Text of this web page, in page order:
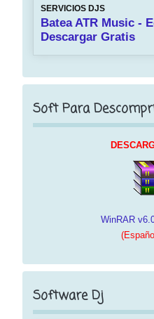
SERVICIOS DJS
Batea ATR Music -
Descargar Gratis
Soft Para
WinRAR
Software Dj